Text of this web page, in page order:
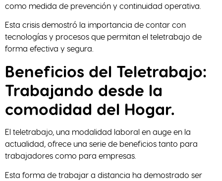
como medida de prevención y continuidad operativa.
Esta crisis demostró la importancia de contar con
tecnologías y procesos que permitan el teletrabajo de
forma efectiva y segura.
Beneficios del Teletrabajo:
Trabajando desde la
comodidad del Hogar.
El teletrabajo, una modalidad laboral en auge en la
actualidad, ofrece una serie de beneficios tanto para
trabajadores como para empresas.
Esta forma de trabajar a distancia ha demostrado ser